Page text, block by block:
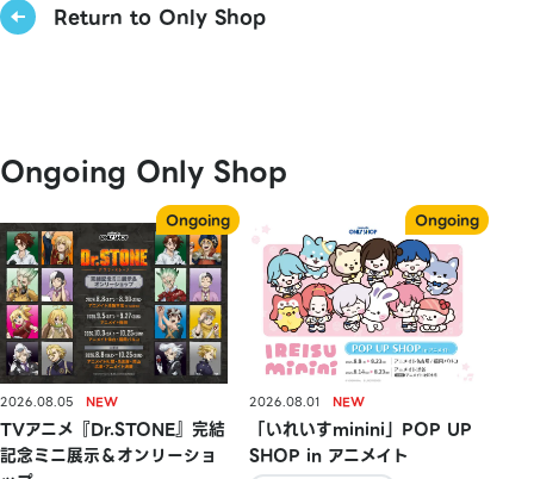
Return to Only Shop
Ongoing Only Shop
2026.08.05
TVアニメ『Dr.STONE』完結
記念ミニ展示＆オンリーショ
2026.08.01
「いれいすminini」POP UP
SHOP in アニメイト